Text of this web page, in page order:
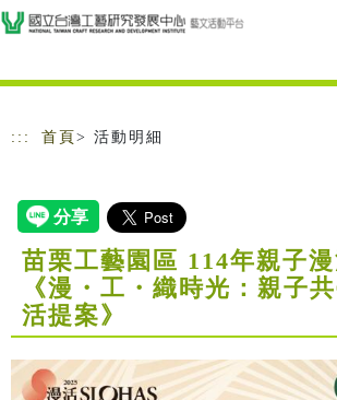
跳到主要內容
網站導覽
::: 首頁 > 活動明細
苗栗工藝園區 114年親子
《漫・工・織時光：親子
活提案》